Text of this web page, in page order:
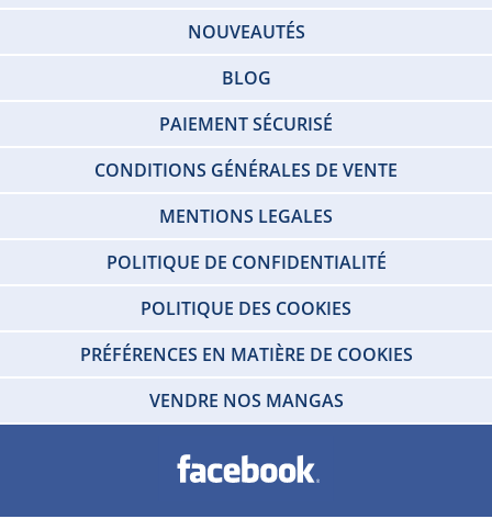
NOUVEAUTÉS
BLOG
PAIEMENT SÉCURISÉ
CONDITIONS GÉNÉRALES DE VENTE
MENTIONS LEGALES
POLITIQUE DE CONFIDENTIALITÉ
POLITIQUE DES COOKIES
PRÉFÉRENCES EN MATIÈRE DE COOKIES
VENDRE NOS MANGAS